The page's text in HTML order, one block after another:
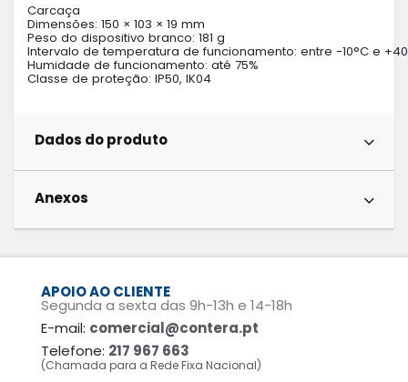
Carcaça
Dimensões: 150 × 103 × 19 mm
Peso do dispositivo branco: 181 g
Intervalo de temperatura de funcionamento: entre -10°C e
Humidade de funcionamento: até 75%
Classe de proteção: IP50, IK04
Dados do produto
Anexos
APOIO AO CLIENTE
Segunda a sexta das 9h-13h e 14-18h
E-mail: comercial@contera.pt
Telefone: 217 967 663
(Chamada para a Rede Fixa Nacional)